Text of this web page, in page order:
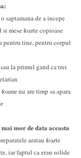
saptamana de a incepe
mese foarte copioase
pentru tine, pentru corpul
la primul gand ca trei
nu are timp sa apara
usor de data aceasta
aratau foarte
iar faptul ca erau solide